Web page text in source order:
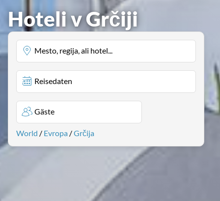
Hoteli v Grčiji
Mesto, regija, ali hotel...
Reisedaten
Gäste
World / Evropa /Grčija